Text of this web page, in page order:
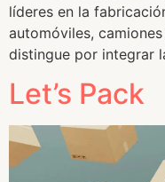
líderes en la
automóviles,
distingue por integrar
Let’s Pack